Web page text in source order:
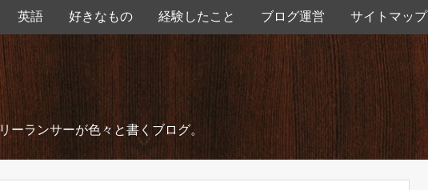
英語 好きなもの 経験したこと ブログ運営 サイトマップ
ーランサーが色々と書くブログ。